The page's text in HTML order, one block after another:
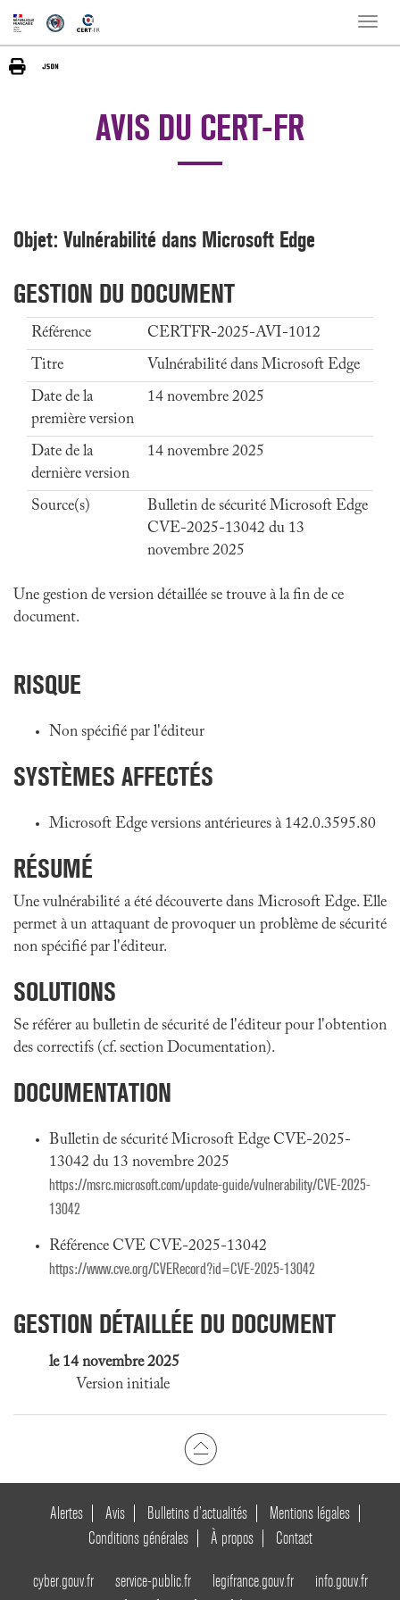
Toggle
AVIS DU CERT-FR
Objet: Vulnérabilité dans Microsoft Edge
GESTION DU DOCUMENT
Référence
CERTFR-2025-AVI-1012
Titre
Vulnérabilité dans Microsoft Edge
Date de la
première version
14 novembre 2025
Date de la
dernière version
14 novembre 2025
Source(s)
Bulletin de sécurité Microsoft Edge
CVE-2025-13042 du 13
novembre 2025
Une gestion de version détaillée se trouve à la fin de ce
document.
RISQUE
Non spécifié par l'éditeur
SYSTÈMES AFFECTÉS
Microsoft Edge versions antérieures à 142.0.3595.80
RÉSUMÉ
Une vulnérabilité a été découverte dans Microsoft Edge. Elle
permet à un attaquant de provoquer un problème de sécurité
non spécifié par l'éditeur.
SOLUTIONS
Se référer au bulletin de sécurité de l'éditeur pour l'obtention
des correctifs (cf. section Documentation).
DOCUMENTATION
Bulletin de sécurité Microsoft Edge CVE-2025-
13042 du 13 novembre 2025
https://msrc.microsoft.com/update-guide/vulnerability/CVE-2025-
13042
Référence CVE CVE-2025-13042
https://www.cve.org/CVERecord?id=CVE-2025-13042
GESTION DÉTAILLÉE DU DOCUMENT
le 14 novembre 2025
Version initiale
Alertes Avis Bulletins d’actualités
Mentions légales
Conditions générales
À propos Contact
cyber.gouv.fr service-public.fr legifrance.gouv.fr
info.gouv.fr